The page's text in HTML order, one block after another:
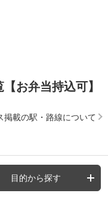
お弁当持込可】
掲載の駅・路線について
目的から探す